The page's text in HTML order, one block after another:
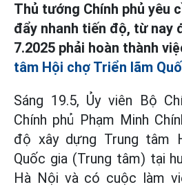
Thủ tướng Chính phủ yêu
đẩy nhanh tiến độ, từ nay
7.2025 phải hoàn thành
tâm Hội chợ Triển lãm
Sáng 19.5, Ủy viên Bộ
Chính phủ Phạm Minh
độ xây dựng Trung tâm
Quốc gia (Trung tâm) tại
Hà Nội và có cuộc làm